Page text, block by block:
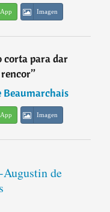
Imagen
corta para dar
”
Imagen
Augustin de